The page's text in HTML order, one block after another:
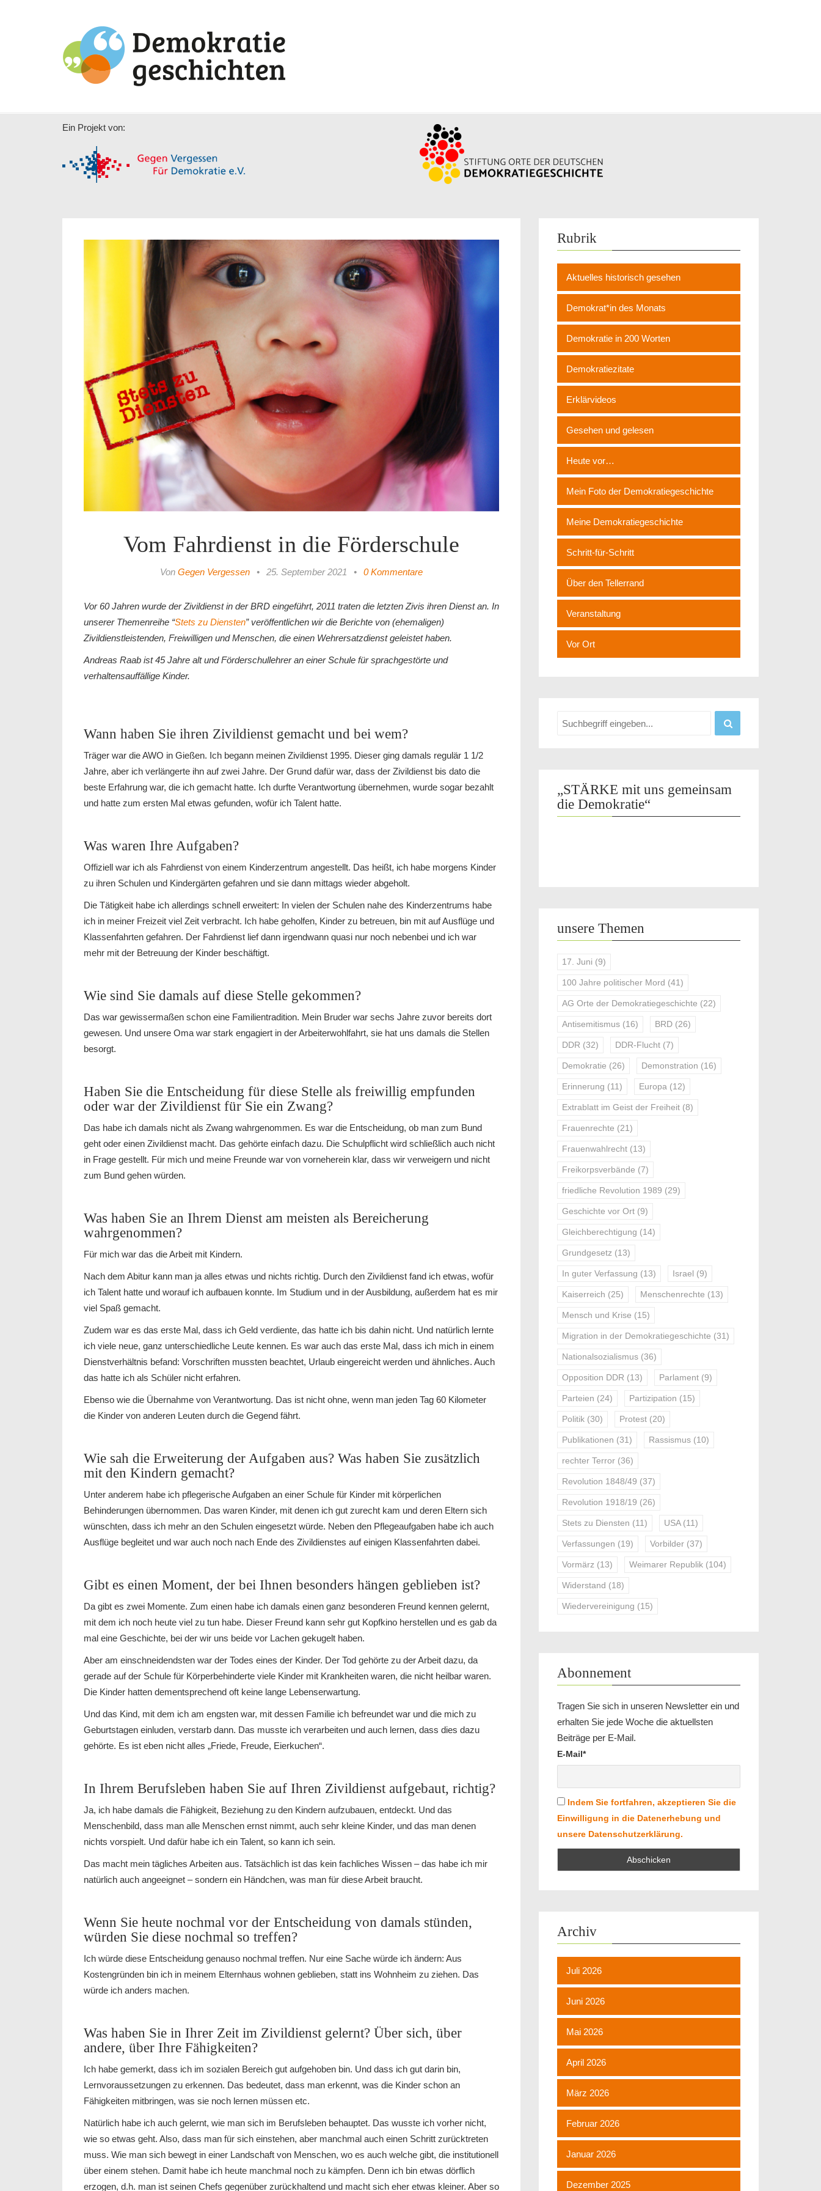
Ein Projekt von:
Vom Fahrdienst in die Förderschule
Von Gegen Vergessen • 25. September 2021 • 0 Kommentare
Vor 60 Jahren wurde der Zivildienst in der BRD eingeführt, 2011 traten die letzten Zivis ihren Dienst an. In
unserer Themenreihe “Stets zu Diensten” veröffentlichen wir die Berichte von (ehemaligen)
Zivildienstleistenden, Freiwilligen und Menschen, die einen Wehrersatzdienst geleistet haben.
Andreas Raab ist 45 Jahre alt und Förderschullehrer an einer Schule für sprachgestörte und
verhaltensauffällige Kinder.
Wann haben Sie ihren Zivildienst gemacht und bei wem?
Träger war die AWO in Gießen. Ich begann meinen Zivildienst 1995. Dieser ging damals regulär 1 1/2
Jahre, aber ich verlängerte ihn auf zwei Jahre. Der Grund dafür war, dass der Zivildienst bis dato die
beste Erfahrung war, die ich gemacht hatte. Ich durfte Verantwortung übernehmen, wurde sogar bezahlt
und hatte zum ersten Mal etwas gefunden, wofür ich Talent hatte.
Was waren Ihre Aufgaben?
Offiziell war ich als Fahrdienst von einem Kinderzentrum angestellt. Das heißt, ich habe morgens Kinder
zu ihren Schulen und Kindergärten gefahren und sie dann mittags wieder abgeholt.
Die Tätigkeit habe ich allerdings schnell erweitert: In vielen der Schulen nahe des Kinderzentrums habe
ich in meiner Freizeit viel Zeit verbracht. Ich habe geholfen, Kinder zu betreuen, bin mit auf Ausflüge und
Klassenfahrten gefahren. Der Fahrdienst lief dann irgendwann quasi nur noch nebenbei und ich war
mehr mit der Betreuung der Kinder beschäftigt.
Wie sind Sie damals auf diese Stelle gekommen?
Das war gewissermaßen schon eine Familientradition. Mein Bruder war sechs Jahre zuvor bereits dort
gewesen. Und unsere Oma war stark engagiert in der Arbeiterwohlfahrt, sie hat uns damals die Stellen
besorgt.
Haben Sie die Entscheidung für diese Stelle als freiwillig empfunden
oder war der Zivildienst für Sie ein Zwang?
Das habe ich damals nicht als Zwang wahrgenommen. Es war die Entscheidung, ob man zum Bund
geht oder einen Zivildienst macht. Das gehörte einfach dazu. Die Schulpflicht wird schließlich auch nicht
in Frage gestellt. Für mich und meine Freunde war von vorneherein klar, dass wir verweigern und nicht
zum Bund gehen würden.
Was haben Sie an Ihrem Dienst am meisten als Bereicherung
wahrgenommen?
Für mich war das die Arbeit mit Kindern.
Nach dem Abitur kann man ja alles etwas und nichts richtig. Durch den Zivildienst fand ich etwas, wofür
ich Talent hatte und worauf ich aufbauen konnte. Im Studium und in der Ausbildung, außerdem hat es mir
viel Spaß gemacht.
Zudem war es das erste Mal, dass ich Geld verdiente, das hatte ich bis dahin nicht. Und natürlich lernte
ich viele neue, ganz unterschiedliche Leute kennen. Es war auch das erste Mal, dass ich mich in einem
Dienstverhältnis befand: Vorschriften mussten beachtet, Urlaub eingereicht werden und ähnliches. Auch
das hatte ich als Schüler nicht erfahren.
Ebenso wie die Übernahme von Verantwortung. Das ist nicht ohne, wenn man jeden Tag 60 Kilometer
die Kinder von anderen Leuten durch die Gegend fährt.
Wie sah die Erweiterung der Aufgaben aus? Was haben Sie zusätzlich
mit den Kindern gemacht?
Unter anderem habe ich pflegerische Aufgaben an einer Schule für Kinder mit körperlichen
Behinderungen übernommen. Das waren Kinder, mit denen ich gut zurecht kam und deren Eltern sich
wünschten, dass ich mehr an den Schulen eingesetzt würde. Neben den Pflegeaufgaben habe ich auch
Ausflüge begleitet und war auch noch nach Ende des Zivildienstes auf einigen Klassenfahrten dabei.
Gibt es einen Moment, der bei Ihnen besonders hängen geblieben ist?
Da gibt es zwei Momente. Zum einen habe ich damals einen ganz besonderen Freund kennen gelernt,
mit dem ich noch heute viel zu tun habe. Dieser Freund kann sehr gut Kopfkino herstellen und es gab da
mal eine Geschichte, bei der wir uns beide vor Lachen gekugelt haben.
Aber am einschneidendsten war der Todes eines der Kinder. Der Tod gehörte zu der Arbeit dazu, da
gerade auf der Schule für Körperbehinderte viele Kinder mit Krankheiten waren, die nicht heilbar waren.
Die Kinder hatten dementsprechend oft keine lange Lebenserwartung.
Und das Kind, mit dem ich am engsten war, mit dessen Familie ich befreundet war und die mich zu
Geburtstagen einluden, verstarb dann. Das musste ich verarbeiten und auch lernen, dass dies dazu
gehörte. Es ist eben nicht alles „Friede, Freude, Eierkuchen“.
In Ihrem Berufsleben haben Sie auf Ihren Zivildienst aufgebaut, richtig?
Ja, ich habe damals die Fähigkeit, Beziehung zu den Kindern aufzubauen, entdeckt. Und das
Menschenbild, dass man alle Menschen ernst nimmt, auch sehr kleine Kinder, und das man denen
nichts vorspielt. Und dafür habe ich ein Talent, so kann ich sein.
Das macht mein tägliches Arbeiten aus. Tatsächlich ist das kein fachliches Wissen – das habe ich mir
natürlich auch angeeignet – sondern ein Händchen, was man für diese Arbeit braucht.
Wenn Sie heute nochmal vor der Entscheidung von damals stünden,
würden Sie diese nochmal so treffen?
Ich würde diese Entscheidung genauso nochmal treffen. Nur eine Sache würde ich ändern: Aus
Kostengründen bin ich in meinem Elternhaus wohnen geblieben, statt ins Wohnheim zu ziehen. Das
würde ich anders machen.
Was haben Sie in Ihrer Zeit im Zivildienst gelernt? Über sich, über
andere, über Ihre Fähigkeiten?
Ich habe gemerkt, dass ich im sozialen Bereich gut aufgehoben bin. Und dass ich gut darin bin,
Lernvoraussetzungen zu erkennen. Das bedeutet, dass man erkennt, was die Kinder schon an
Fähigkeiten mitbringen, was sie noch lernen müssen etc.
Natürlich habe ich auch gelernt, wie man sich im Berufsleben behauptet. Das wusste ich vorher nicht,
wie so etwas geht. Also, dass man für sich einstehen, aber manchmal auch einen Schritt zurücktreten
muss. Wie man sich bewegt in einer Landschaft von Menschen, wo es auch welche gibt, die institutionell
über einem stehen. Damit habe ich heute manchmal noch zu kämpfen. Denn ich bin etwas dörflich
erzogen, d.h. man ist seinen Chefs gegenüber zurückhaltend und macht sich eher etwas kleiner. Aber so
Rubrik
Aktuelles historisch gesehen
Demokrat*in des Monats
Demokratie in 200 Worten
Demokratiezitate
Erklärvideos
Gesehen und gelesen
Heute vor…
Mein Foto der Demokratiegeschichte
Meine Demokratiegeschichte
Schritt-für-Schritt
Über den Tellerrand
Veranstaltung
Vor Ort
„STÄRKE mit uns gemeinsam
die Demokratie“
unsere Themen
17. Juni (9)
100 Jahre politischer Mord (41)
AG Orte der Demokratiegeschichte (22)
Antisemitismus (16) BRD (26)
DDR (32) DDR-Flucht (7)
Demokratie (26) Demonstration (16)
Erinnerung (11) Europa (12)
Extrablatt im Geist der Freiheit (8)
Frauenrechte (21)
Frauenwahlrecht (13)
Freikorpsverbände (7)
friedliche Revolution 1989 (29)
Geschichte vor Ort (9)
Gleichberechtigung (14)
Grundgesetz (13)
In guter Verfassung (13) Israel (9)
Kaiserreich (25) Menschenrechte (13)
Mensch und Krise (15)
Migration in der Demokratiegeschichte (31)
Nationalsozialismus (36)
Opposition DDR (13) Parlament (9)
Parteien (24) Partizipation (15)
Politik (30) Protest (20)
Publikationen (31) Rassismus (10)
rechter Terror (36)
Revolution 1848/49 (37)
Revolution 1918/19 (26)
Stets zu Diensten (11) USA(11)
Verfassungen (19) Vorbilder (37)
Vormärz (13) Weimarer Republik (104)
Widerstand (18)
Wiedervereinigung (15)
Abonnement
Tragen Sie sich in unseren Newsletter ein und
erhalten Sie jede Woche die aktuellsten
Beiträge per E-Mail.
E-Mail*
Indem Sie fortfahren, akzeptieren Sie die
Einwilligung in die Datenerhebung und
unsere Datenschutzerklärung.
Archiv
Juli 2026
Juni 2026
Mai 2026
April 2026
März 2026
Februar 2026
Januar 2026
Dezember 2025